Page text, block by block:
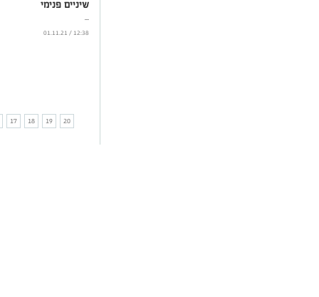
שיניים פנימי
...
12:38 / 01.11.21
17 18 19
20